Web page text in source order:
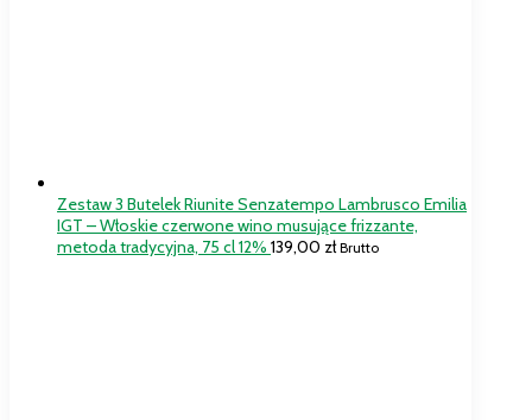
Zestaw 3 Butelek Riunite Senzatempo Lambrusco Emilia
IGT – Włoskie czerwone wino musujące frizzante,
metoda tradycyjna, 75 cl 12% 139,00 zł Brutto